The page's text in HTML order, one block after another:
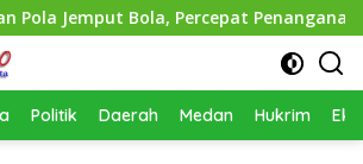
Bola, Percepat Penanganan
Politik Daerah Medan Hukrim